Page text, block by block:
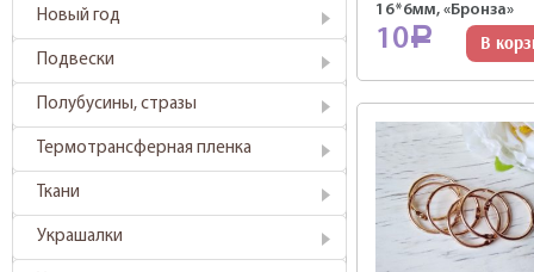
Новый год
Подвески
Полубусины, стразы
Термотрансферная пленка
Ткани
Украшалки
16*6мм, «Бронза»
10Р В